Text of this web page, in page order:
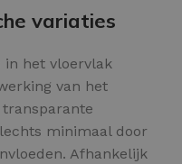
variaties
in het vloervlak
van het
minimaal door
Afhankelijk